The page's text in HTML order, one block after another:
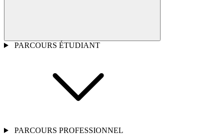
PARCOURS ÉTUDIANT
PARCOURS PROFESSIONNEL